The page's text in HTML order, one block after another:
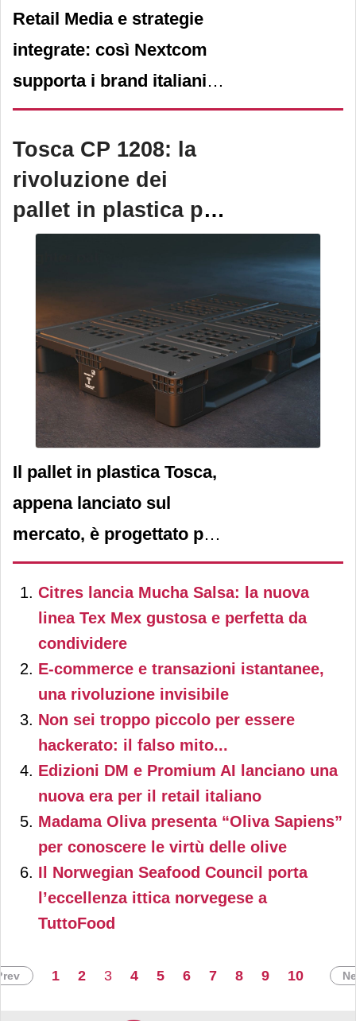
Retail Media e strategie
integrate: così Nextcom
supporta i brand italiani
nel rafforzare visibilità,
posizionamento e vendite
nella gdo internazionale
Tosca CP 1208: la
rivoluzione dei
pallet in plastica per
le supply chain
Il pallet in plastica Tosca,
appena lanciato sul
mercato, è progettato per
essere migliore, più
sicuro, più resistente e
circolare per le moderne
Citres lancia Mucha Salsa: la nuova
linea Tex Mex gustosa e perfetta da
condividere
E-commerce e transazioni istantanee,
una rivoluzione invisibile
Non sei troppo piccolo per essere
hackerato: il falso mito...
Edizioni DM e Promium AI lanciano una
nuova era per il retail italiano
Madama Oliva presenta “Oliva Sapiens”
per conoscere le virtù delle olive
Il Norwegian Seafood Council porta
l’eccellenza ittica norvegese a
TuttoFood
1 2 3 4 5 6 7 8 9 10